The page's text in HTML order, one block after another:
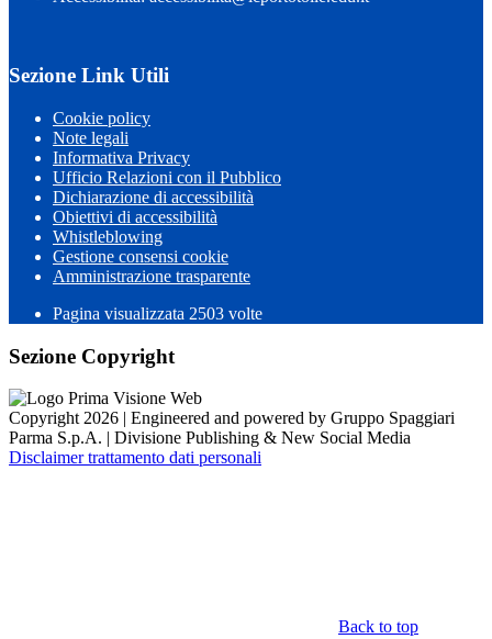
Sezione Link Utili
Cookie policy
Note legali
Informativa Privacy
Ufficio Relazioni con il Pubblico
Dichiarazione di accessibilità
Obiettivi di accessibilità
Whistleblowing
Gestione consensi cookie
Amministrazione trasparente
Pagina visualizzata 2503 volte
Sezione Copyright
Copyright 2026 | Engineered and powered by Gruppo Spaggiari
Parma S.p.A. | Divisione Publishing & New Social Media
Disclaimer trattamento dati personali
Back to top